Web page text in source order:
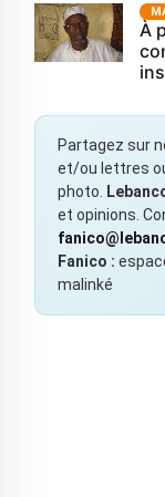
À
Partagez sur
et/ou lettres
photo.
et opinions.
Fanico :
malinké